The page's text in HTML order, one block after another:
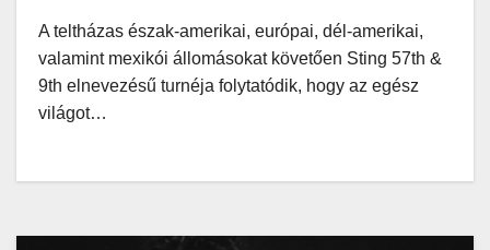
A teltházas észak-amerikai, európai, dél-amerikai,
valamint mexikói állomásokat követően Sting 57th &
9th elnevezésű turnéja folytatódik, hogy az egész
világot…